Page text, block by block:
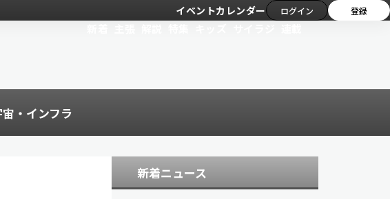
イベントカレンダー ログイン 登録
宙・インフラ
新着ニュース